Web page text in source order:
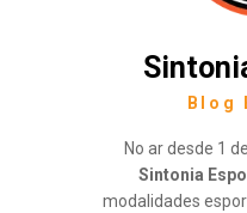
Blog
No ar desde 1
Sintonia
modalidades